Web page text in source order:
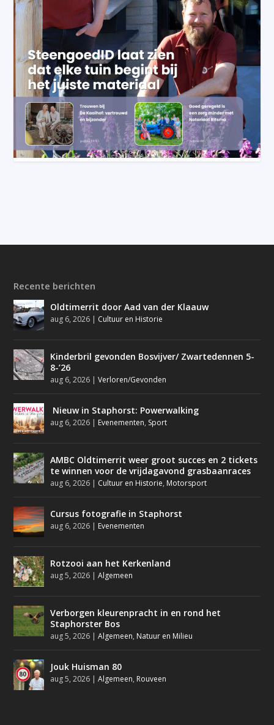
Recente berichten
Oldtimerrit door Aad van der Klaauw
aug 6, 2026 | Cultuur en Historie
Kinderbril gevonden Bosvijver/ Zwartedennen 5-
8-’26
aug 6, 2026 |Verloren/Gevonden
Nieuw in Staphorst: Powerwalking
aug 6, 2026 | Evenementen, Sport
AMBC Oldtimerrit weer groot succes en 2 tickets
te winnen voor de vrijdagavond grasbaanraces
aug 6, 2026 | Cultuur en Historie, Motorsport
Cursus fotografie in Staphorst
aug 6, 2026 | Evenementen
Rotzooi aan het Kerkenland
aug 5, 2026 |Algemeen
Verborgen kleurenpracht in en rond het
Staphorster Bos
aug 5, 2026 |Algemeen, Natuur en Milieu
Jouk Huisman 80
aug 5, 2026 |Algemeen, Rouveen